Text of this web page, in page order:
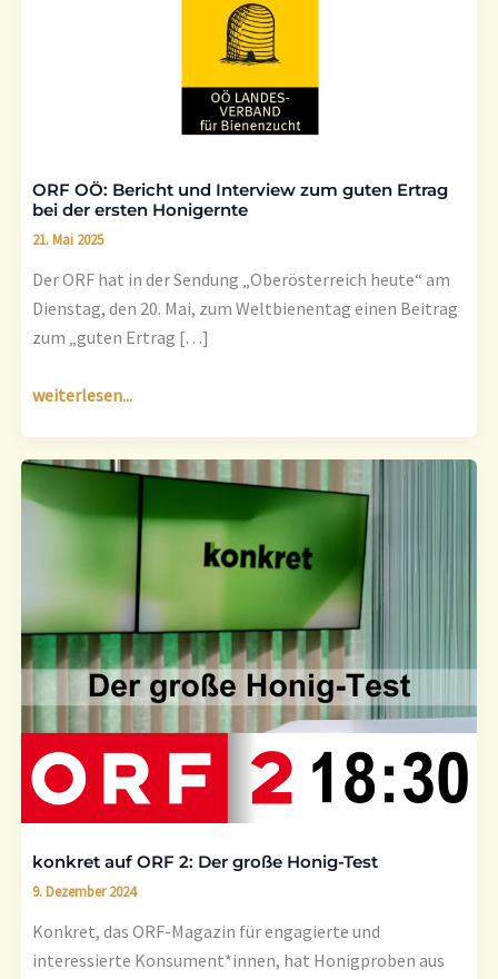
ORF OÖ: Bericht und Interview zum guten Ertrag
bei der ersten Honigernte
21. Mai 2025
Der ORF hat in der Sendung „Oberösterreich heute“ am
Dienstag, den 20. Mai, zum Weltbienentag einen Beitrag
zum „guten Ertrag […]
der
weiterlesen...
konkret auf ORF 2: Der große Honig-Test
9. Dezember 2024
Konkret, das ORF-Magazin für engagierte und
interessierte Konsument*innen, hat Honigproben aus
konkret
auf
große
Honig-
Test